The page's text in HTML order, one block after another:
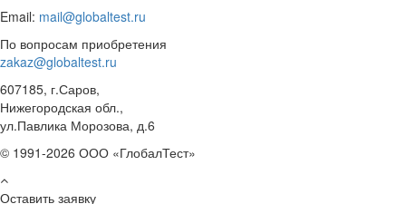
Email: mail@globaltest.ru
По вопросам приобретения
zakaz@globaltest.ru
607185, г.Саров,
Нижегородская обл.,
ул.Павлика Морозова, д.6
© 1991-2026 ООО «ГлобалТест»
Оставить заявку